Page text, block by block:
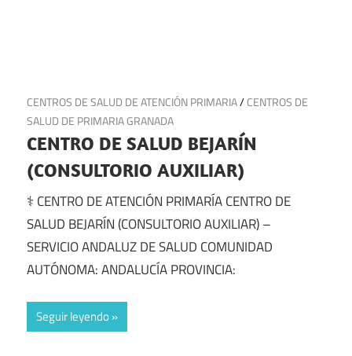
18 de julio de 2025
CENTROS DE SALUD DE ATENCIÓN PRIMARIA/CENTROS DE
SALUD DE PRIMARIA GRANADA
CENTRO DE SALUD BEJARÍN
(CONSULTORIO AUXILIAR)
⚕️ CENTRO DE ATENCIÓN PRIMARÍA CENTRO DE
SALUD BEJARÍN (CONSULTORIO AUXILIAR) –
SERVICIO ANDALUZ DE SALUD COMUNIDAD
AUTÓNOMA: ANDALUCÍA PROVINCIA:
Seguir leyendo